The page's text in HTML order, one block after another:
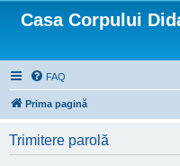
Casa Corpului
FAQ
Prima pagină
Trimitere parolă